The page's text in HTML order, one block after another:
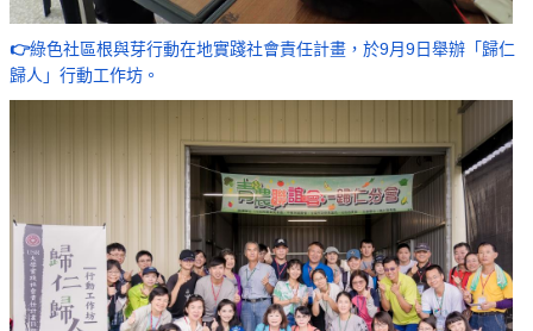
👉綠色社區根與芽行動在地實踐社會責任計畫，於9月9日舉辦「歸仁
歸人」行動工作坊。